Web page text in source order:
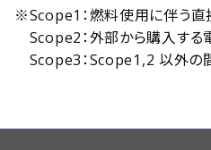
※Scope1：燃料使用に伴う直
Scope2：外部から購入す
Scope3：Scope1,2 以外の